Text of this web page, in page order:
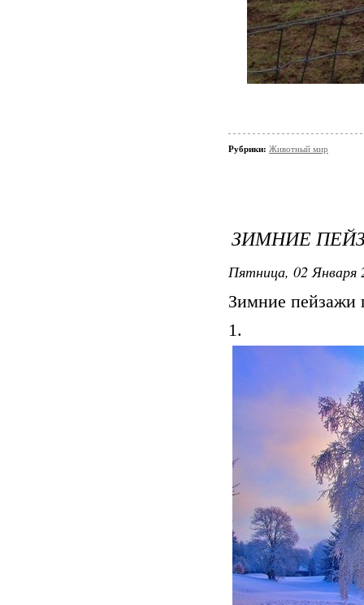
Рубрики: Животный мир
ЗИМНИЕ
Пятница, 02 Января
Зимние пейзажи
1.